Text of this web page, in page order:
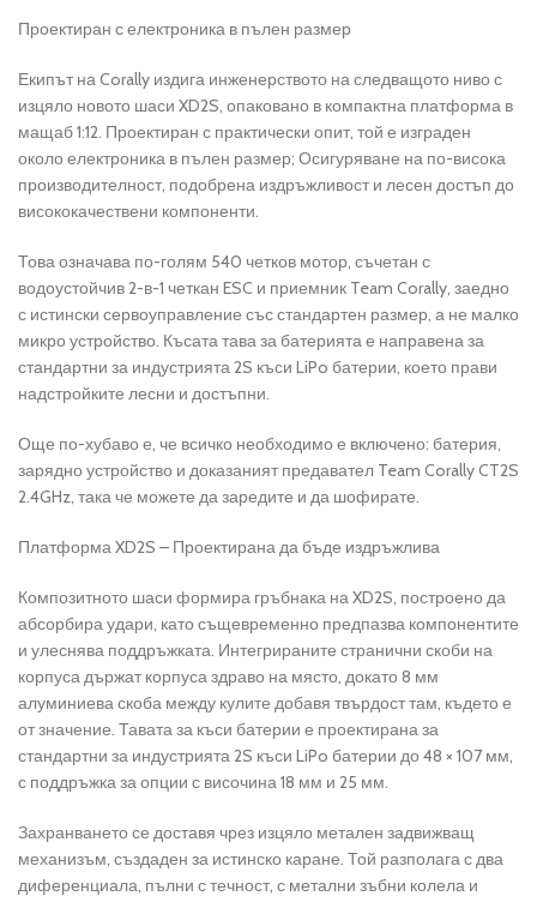
Проектиран с електроника в пълен размер
Екипът на Corally издига инженерството на следващото ниво с
изцяло новото шаси XD2S, опаковано в компактна платформа в
мащаб 1:12. Проектиран с практически опит, той е изграден
около електроника в пълен размер; Осигуряване на по-висока
производителност, подобрена издръжливост и лесен достъп до
висококачествени компоненти.
Това означава по-голям 540 четков мотор, съчетан с
водоустойчив 2-в-1 четкан ESC и приемник Team Corally, заедно
с истински сервоуправление със стандартен размер, а не малко
микро устройство. Късата тава за батерията е направена за
стандартни за индустрията 2S къси LiPo батерии, което прави
надстройките лесни и достъпни.
Още по-хубаво е, че всичко необходимо е включено: батерия,
зарядно устройство и доказаният предавател Team Corally CT2S
2.4GHz, така че можете да заредите и да шофирате.
Платформа XD2S – Проектирана да бъде издръжлива
Композитното шаси формира гръбнака на XD2S, построено да
абсорбира удари, като същевременно предпазва компонентите
и улеснява поддръжката. Интегрираните странични скоби на
корпуса държат корпуса здраво на място, докато 8 мм
алуминиева скоба между кулите добавя твърдост там, където е
от значение. Тавата за къси батерии е проектирана за
стандартни за индустрията 2S къси LiPo батерии до 48 × 107 мм,
с поддръжка за опции с височина 18 мм и 25 мм.
Захранването се доставя чрез изцяло метален задвижващ
механизъм, създаден за истинско каране. Той разполага с два
диференциала, пълни с течност, с метални зъбни колела и